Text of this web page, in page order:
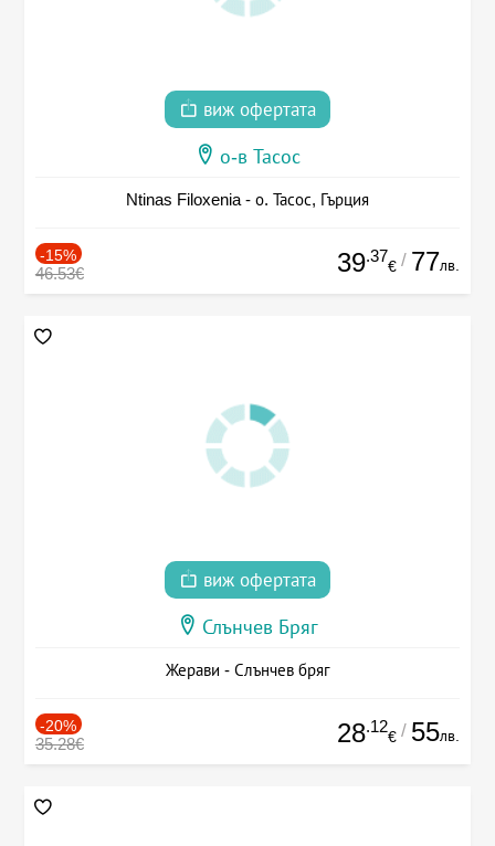
виж офертата
о-в Тасос
Ntinas Filoxenia - о. Тасос, Гърция
-15%
46.53€ 39.37
€ / 77лв.
виж офертата
Слънчев Бряг
Жерави - Слънчев бряг
-20%
35.28€ 28.12
€ / 55лв.